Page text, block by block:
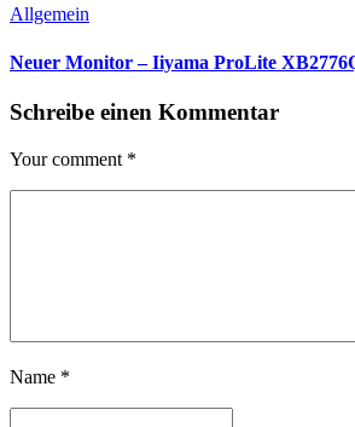
Allgemein
Neuer Monitor – Iiyama ProLite
Schreibe einen Kommentar
Your comment *
Name *